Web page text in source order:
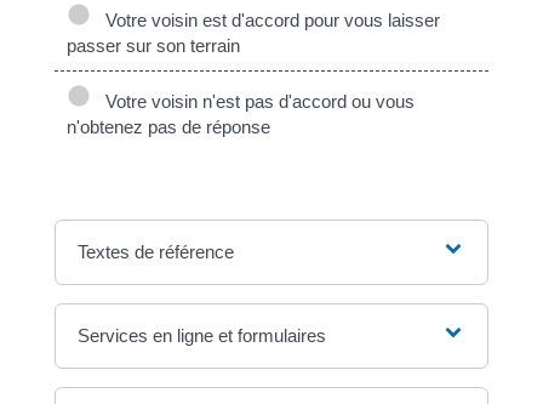
Votre voisin est d'accord pour vous laisser
passer sur son terrain
Votre voisin n'est pas d'accord ou vous
n'obtenez pas de réponse
Textes de référence
Services en ligne et formulaires